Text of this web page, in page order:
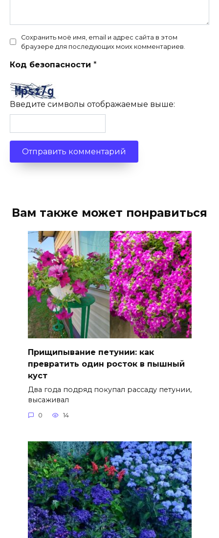
Сохранить моё имя, email и адрес сайта в этом
браузере для последующих моих комментариев.
Код безопасности *
Введите символы отображаемые выше:
Вам также может понравиться
Прищипывание петунии: как
превратить один росток в пышный
куст
Два года подряд покупал рассаду петунии,
высаживал
0 14